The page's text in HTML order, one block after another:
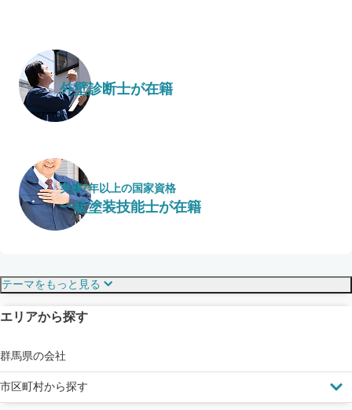
外壁診断士が在籍
実績7年以上の国家資格
一級塗装技能士が在籍
見えにくい屋根も安心
ドローン診断
テーマをもっと見る
エリアから探す
群馬県の会社
市区町村から探す